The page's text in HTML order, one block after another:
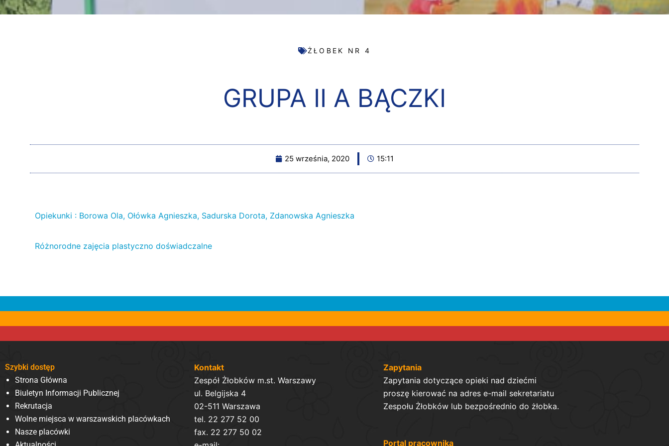
ŻŁOBEK NR 4
GRUPA II A BĄCZKI
25 września, 2020 15:11
Opiekunki : Borowa Ola, Ołówka Agnieszka, Sadurska Dorota, Zdanowska Agnieszka
Różnorodne zajęcia plastyczno doświadczalne
Szybki dostęp
Strona Główna
Biuletyn Informacji Publicznej
Rekrutacja
Wolne miejsca w warszawskich placówkach
Nasze placówki
Kontakt
Zespół Żłobków m.st. Warszawy
ul. Belgijska 4
02-511 Warszawa
tel. 22 277 52 00
fax. 22 277 50 02
Zapytania
Zapytania dotyczące opieki nad dziećmi
proszę kierować na adres e-mail sekretariatu
Zespołu Żłobków lub bezpośrednio do żłobka.
Portal pracownika